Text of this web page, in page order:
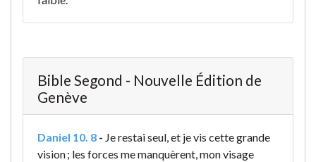
Bible Segond - Nouvelle Édition de
Genève
Daniel 10. 8 - Je restai seul, et je vis cette grande
vision ; les forces me manquèrent, mon visage